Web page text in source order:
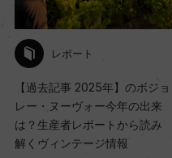
レポート
【過去記事 2025年】のボジョ
レー・ヌーヴォー今年の出来
は？生産者レポートから読み
解くヴィンテージ情報